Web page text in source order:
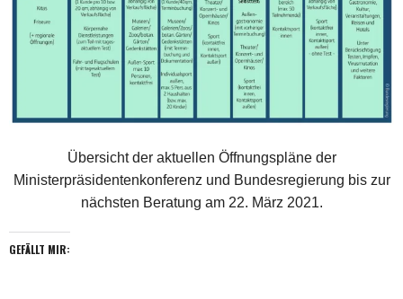
Übersicht der aktuellen Öffnungspläne der
Ministerpräsidentenkonferenz und Bundesregierung bis zur
nächsten Beratung am 22. März 2021.
GEFÄLLT MIR: